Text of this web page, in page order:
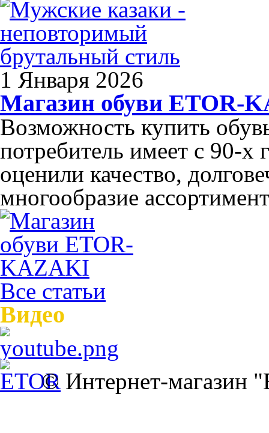
1 Января 2026
Магазин обуви ETOR-
Возможность купить
потребитель имеет с 90-х
оценили качество,
многообразие
Все статьи
Видео
© Интернет-